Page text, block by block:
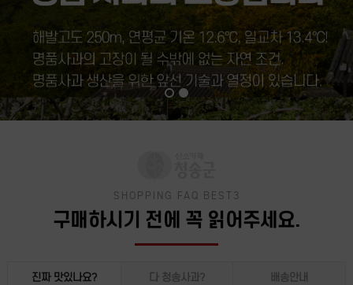
SHOPPING FAQ BEST3
구매하시기 전에 꼭 읽어주세요.
진짜 맛있나요? 다 청송사과? 배송안내